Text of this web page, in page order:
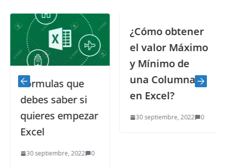
Fórmulas que
debes saber si
quieres empezar
Excel
30 septiembre, 2022 0
¿Cómo obtener
el valor Máximo
y Mínimo de
una Columna
en Excel?
30 septiembre, 2022 0